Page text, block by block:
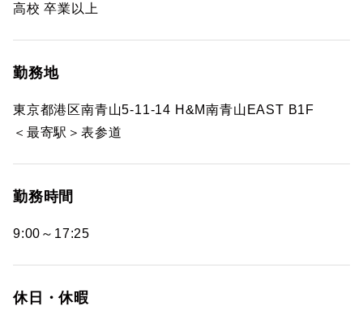
高校 卒業以上
勤務地
東京都港区南青山5-11-14 H&M南青山EAST B1F
＜最寄駅＞表参道
勤務時間
9:00～17:25
休日・休暇